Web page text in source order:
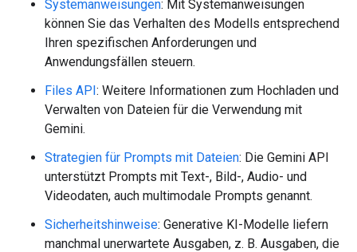
Systemanweisungen: Mit Systemanweisungen
können Sie das Verhalten des Modells entsprechend
Ihren spezifischen Anforderungen und
Anwendungsfällen steuern.
Files API: Weitere Informationen zum Hochladen und
Verwalten von Dateien für die Verwendung mit
Gemini.
Strategien für Prompts mit Dateien: Die Gemini API
unterstützt Prompts mit Text-, Bild-, Audio- und
Videodaten, auch multimodale Prompts genannt.
Sicherheitshinweise: Generative KI-Modelle liefern
manchmal unerwartete Ausgaben, z. B. Ausgaben, die